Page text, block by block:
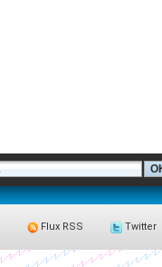
Flux RSS Twitter